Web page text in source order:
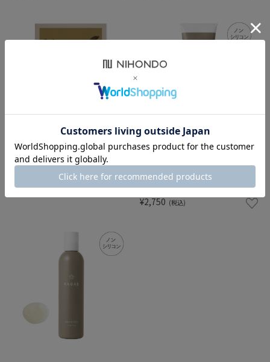
和漢薬湯 〈医薬部外品〉 4包
シティブ〈医薬部外品〉
200g
¥2,750 (税込)